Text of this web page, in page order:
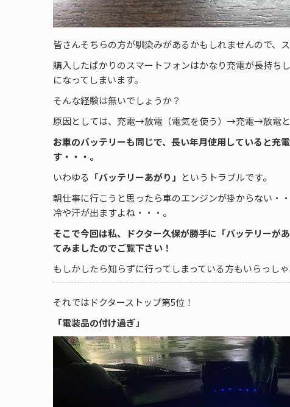
皆さんそちらの方が馴染みがあるかもしれませんので、
購入したばかりのスマートフォンはかなり充電が長持ち
になってしまいます。
そんな経験は無いでしょうか？
原因としては、充電→放電（電気を使う）→充電→放電と
お車のバッテリーも同じで、長い年月使用していると充
す・・・。
いわゆる 「バッテリーあがり」 というトラブルです。
朝仕事に行こうと思ったら車のエンジンが掛からない・
冷や汗が出ますよね・・・。
そこで今回は私、ドクター久保が勝手に「バッテリーが
てみましたのでご覧下さい！
もしかしたら知らずに行ってしまっている方もいらっし
それではドクターストップ第5位！
「電装品の付け過ぎ」